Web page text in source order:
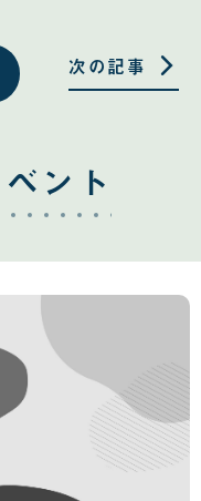
次の記事
ント